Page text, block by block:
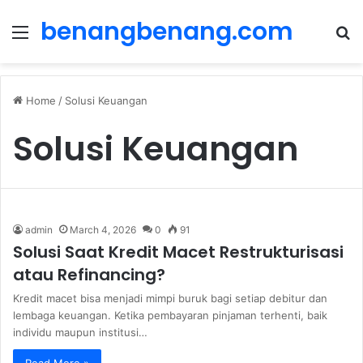
Menu
benangbenang.com
Home / Solusi Keuangan
Solusi Keuangan
admin March 4, 2026 0 91
Solusi Saat Kredit Macet Restrukturisasi
atau Refinancing?
Kredit macet bisa menjadi mimpi buruk bagi setiap debitur dan
lembaga keuangan. Ketika pembayaran pinjaman terhenti, baik
individu maupun institusi…